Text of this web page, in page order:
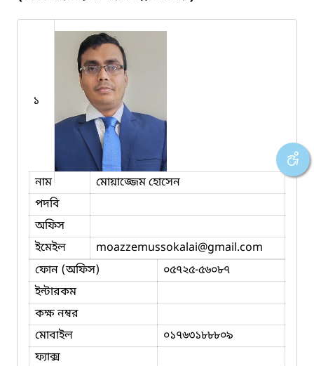
১
নাম
মোয়াজ্জেম হোসেন
পদবি
অফিস
ইমেইল
moazzemussokalai@gmail.com
ফোন (অফিস)
০৫৭২৫-৫৬০৮৭
ইন্টারকম
কক্ষ নম্বর
মোবাইল
০১৭৬৩১৮৮৮০৯
ফ্যাক্স